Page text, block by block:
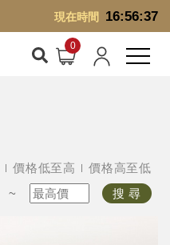
現在時間 16:56:38
價格低至高
價格高至低
~ 搜 尋